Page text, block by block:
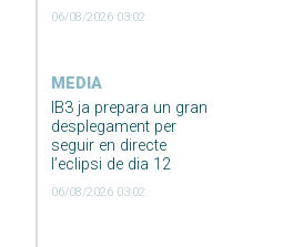
06/08/2026 03:02
MEDIA
IB3 ja prepara un gran
desplegament per
seguir en directe
l’eclipsi de dia 12
06/08/2026 03:02